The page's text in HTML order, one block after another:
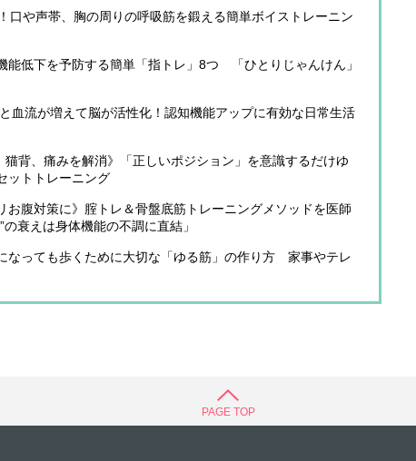
口や声帯、胸の周りの呼吸筋を鍛える簡単ボイストレーニン
能低下を予防する簡単「指トレ」8つ 「ひとりじゃんけん」
と血流が増えて脳が活性化！認知機能アップに有効な日常生活
猫背、痛みを解消》「正しいポジション」を意識するだけゆ
ットトレーニング
お腹対策に》腟トレ＆骨盤底筋トレーニングメソッドを医師
衰えは身体機能の不調に直結」
なっても歩くために大切な「ゆる筋」の作り方 家事やテレ
PAGE TOP